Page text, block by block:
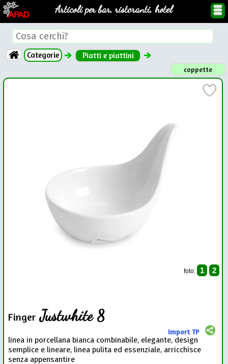
Articoli per bar, ristoranti, hotel
Categorie Piatti e piattini
coppette
foto: 1 2
Finger Justwhite 8
Import TP
linea in porcellana bianca combinabile, elegante, design
semplice e lineare, linea pulita ed essenziale, arricchisce
senza appensantire